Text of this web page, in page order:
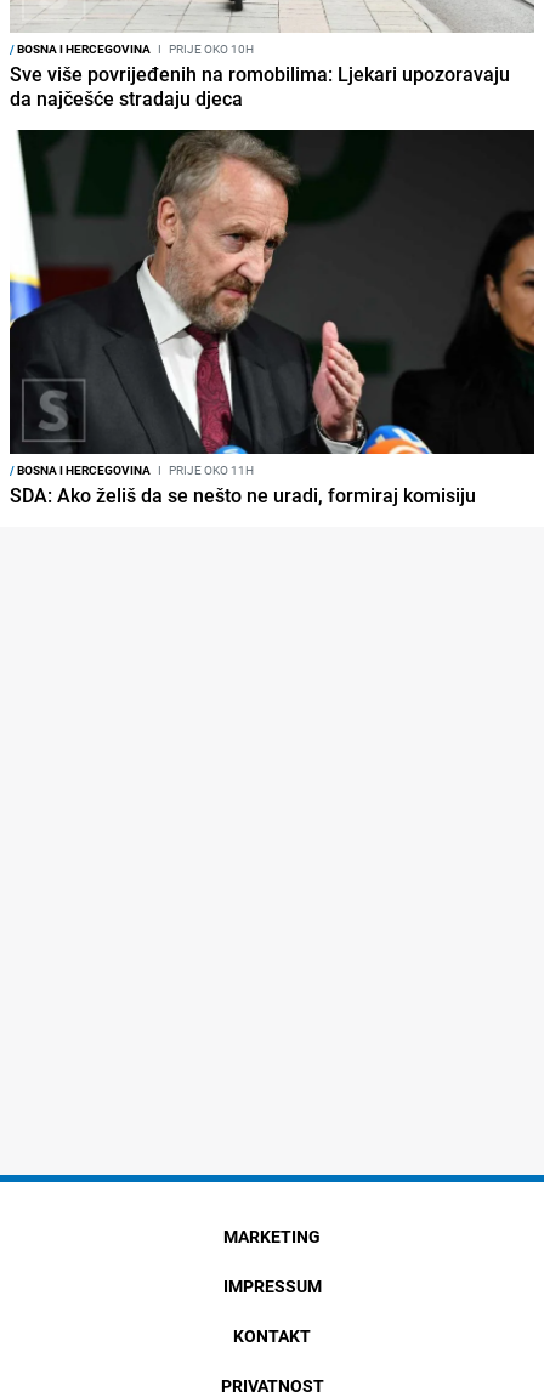
/BOSNA I HERCEGOVINA I PRIJE OKO 10H
Sve više povrijeđenih na romobilima: Ljekari upozoravaju
da najčešće stradaju djeca
/BOSNA I HERCEGOVINA I PRIJE OKO 11H
SDA: Ako želiš da se nešto ne uradi, formiraj komisiju
MARKETING
IMPRESSUM
KONTAKT
PRIVATNOST